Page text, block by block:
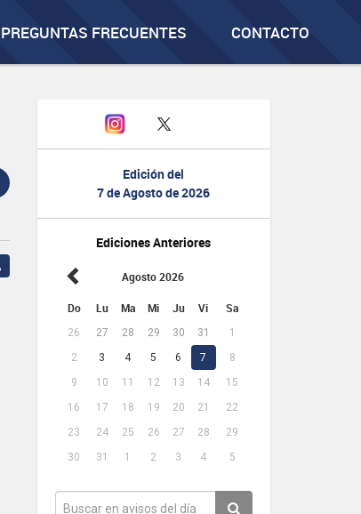
PREGUNTAS FRECUENTES CONTACTO
Edición del
7 de Agosto de 2026
Ediciones Anteriores
Agosto 2026
Do Lu Ma Mi Ju Vi Sa
26 27 28 29 30 31
1
2
3 4 5 6 7
8
9
10 11 12 13 14
15
16
17 18 19 20 21
22
23
24 25 26 27 28
29
30
31 1 2 3 4 5